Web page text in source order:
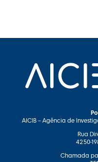
AICIB – Agência de
Rua
4250-
Chamada